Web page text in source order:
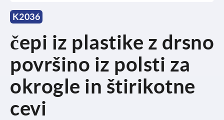
K2036
čepi iz plastike z drsno
površino iz polsti za
okrogle in štirikotne
cevi